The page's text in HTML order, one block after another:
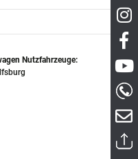
Nutzfahrzeuge: